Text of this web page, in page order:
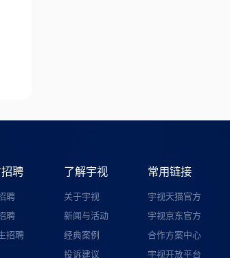
聘
聘
聘
招聘
了解宇视
关于宇视
新闻与活动
经典案例
投诉建议
常用链接
宇视天猫官方
宇视京东官方
合作方案中心
宇视开放平台